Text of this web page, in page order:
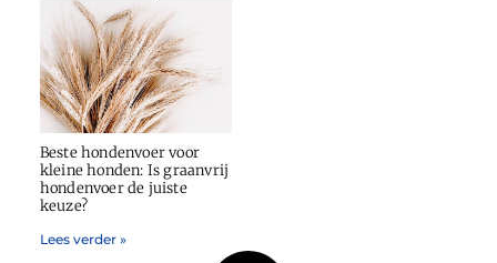
Beste hondenvoer voor
kleine honden: Is graanvrij
hondenvoer de juiste
keuze?
Lees verder »